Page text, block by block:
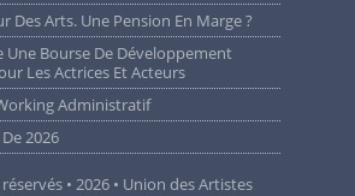
Des Arts. Une Pension En Marge ?
Les Actrices Et Acteurs
Administratif
2026
• 2026 • Union des Artistes